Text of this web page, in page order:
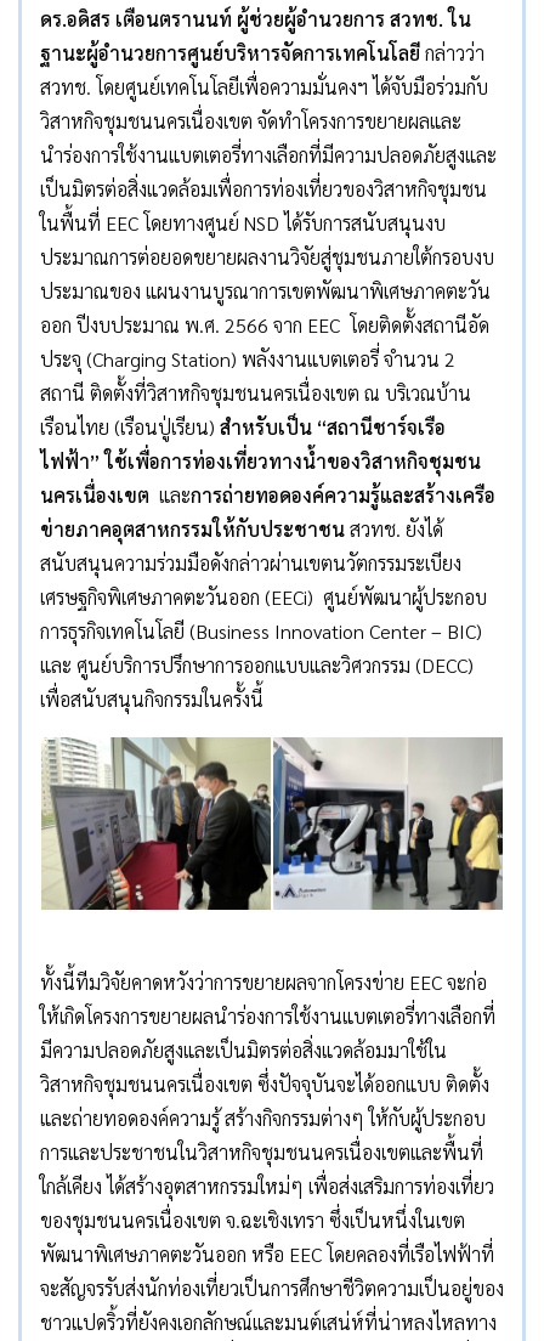
ดร.อดิสร เตือนตรานนท์ ผู้ช่วยผู้อำนวยการ สวทช. ใน
ฐานะผู้อำนวยการศูนย์บริหารจัดการเทคโนโลยีกล่าวว่า
สวทช. โดยศูนย์เทคโนโลยีเพื่อความมั่นคงฯ ได้จับมือร่วมกับ
วิสาหกิจชุมชนนครเนื่องเขต จัดทำโครงการขยายผลและ
นำร่องการใช้งานแบตเตอรี่ทางเลือกที่มีความปลอดภัยสูงและ
เป็นมิตรต่อสิ่งแวดล้อมเพื่อการท่องเที่ยวของวิสาหกิจชุมชน
ในพื้นที่ EEC โดยทางศูนย์ NSD ได้รับการสนับสนุนงบ
ประมาณการต่อยอดขยายผลงานวิจัยสู่ชุมชนภายใต้กรอบงบ
ประมาณของ แผนงานบูรณาการเขตพัฒนาพิเศษภาคตะวัน
ออก ปีงบประมาณ พ.ศ. 2566 จาก EEC โดยติดตั้งสถานีอัด
ประจุ (Charging Station) พลังงานแบตเตอรี่ จำนวน 2
สถานี ติดตั้งที่วิสาหกิจชุมชนนครเนื่องเขต ณ บริเวณบ้าน
เรือนไทย (เรือนปู่เรียน) สำหรับเป็น “สถานีชาร์จเรือ
ไฟฟ้า” ใช้เพื่อการท่องเที่ยวทางน้ำของวิสาหกิจชุมชน
นครเนื่องเขต และการถ่ายทอดองค์ความรู้และสร้างเครือ
ข่ายภาคอุตสาหกรรมให้กับประชาชนสวทช. ยังได้
สนับสนุนความร่วมมือดังกล่าวผ่านเขตนวัตกรรมระเบียง
เศรษฐกิจพิเศษภาคตะวันออก (EECi) ศูนย์พัฒนาผู้ประกอบ
การธุรกิจเทคโนโลยี (Business Innovation Center – BIC)
และ ศูนย์บริการปรึกษาการออกแบบและวิศวกรรม (DECC)
เพื่อสนับสนุนกิจกรรมในครั้งนี้
ทั้งนี้ทีมวิจัยคาดหวังว่าการขยายผลจากโครงข่าย EEC จะก่อ
ให้เกิดโครงการขยายผลนำร่องการใช้งานแบตเตอรี่ทางเลือกที่
มีความปลอดภัยสูงและเป็นมิตรต่อสิ่งแวดล้อมมาใช้ใน
วิสาหกิจชุมชนนครเนื่องเขต ซึ่งปัจจุบันจะได้ออกแบบ ติดตั้ง
และถ่ายทอดองค์ความรู้ สร้างกิจกรรมต่างๆ ให้กับผู้ประกอบ
การและประชาชนในวิสาหกิจชุมชนนครเนื่องเขตและพื้นที่
ใกล้เคียง ได้สร้างอุตสาหกรรมใหม่ๆ เพื่อส่งเสริมการท่องเที่ยว
ของชุมชนนครเนื่องเขต จ.ฉะเชิงเทรา ซึ่งเป็นหนึ่งในเขต
พัฒนาพิเศษภาคตะวันออก หรือ EEC โดยคลองที่เรือไฟฟ้าที่
จะสัญจรรับส่งนักท่องเที่ยวเป็นการศึกษาชีวิตความเป็นอยู่ของ
ชาวแปดริ้วที่ยังคงเอกลักษณ์และมนต์เสน่ห์ที่น่าหลงไหลทาง